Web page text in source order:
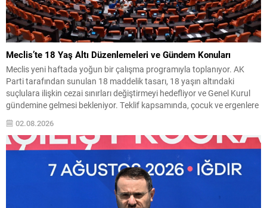
Meclis’te 18 Yaş Altı Düzenlemeleri ve Gündem Konuları
Meclis yeni haftada yoğun bir çalışma programıyla toplanıyor. AK
Parti tarafından sunulan 18 maddelik tasarı, 18 yaşın altındaki
suçlulara ilişkin cezai sınırları değiştirmeyi hedefliyor ve Genel Kurul
gündemine gelmesi bekleniyor. Teklif kapsamında, çocuk ve ergenlere
uygulanacak yaptırımlarda bazı üst sınırlar artırılacak; ayrıca
kullanılan tanımlarda da düzenlemeye gidilerek uygulamada bir
değişiklik...
02.08.2026